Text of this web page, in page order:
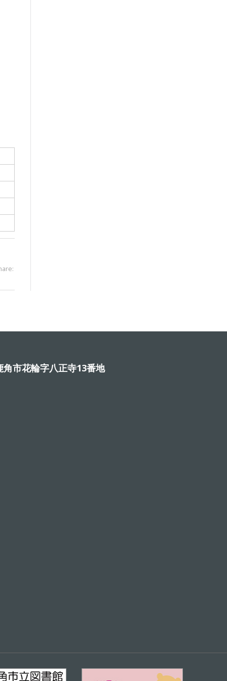
市花輪字八正寺13番地